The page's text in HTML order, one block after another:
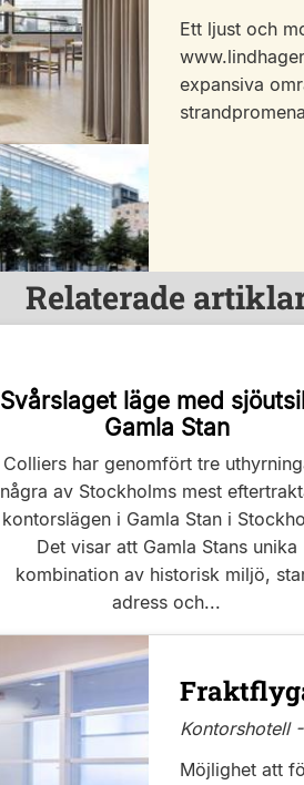
Ett ljust och
expansiva
Relaterade
Svårslaget läge med
Gamla Stan
Colliers har genomfört tre
några av Stockholms mest
kontorslägen i Gamla Stan i
Det visar att Gamla Stans unika
kombination av historisk miljö,
adress och...
Kontorshotell
Möjlighet att